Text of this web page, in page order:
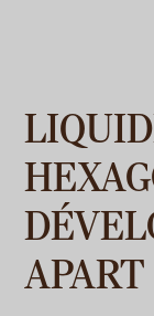
APART